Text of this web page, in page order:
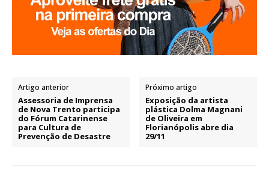
Artigo anterior
Assessoria de Imprensa
de Nova Trento participa
do Fórum Catarinense
para Cultura de
Prevenção de Desastre
Próximo artigo
Exposição da artista
plástica Dolma Magnani
de Oliveira em
Florianópolis abre dia
29/11